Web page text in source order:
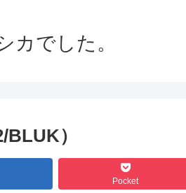
カでした。
）
Pocket